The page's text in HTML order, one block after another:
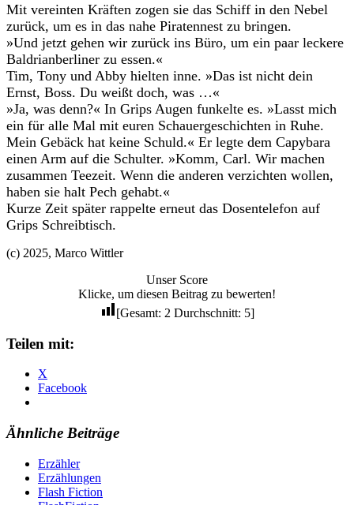
Mit vereinten Kräften zogen sie das Schiff in den Nebel
zurück, um es in das nahe Piratennest zu bringen.
»Und jetzt gehen wir zurück ins Büro, um ein paar leckere
Baldrianberliner zu essen.«
Tim, Tony und Abby hielten inne. »Das ist nicht dein
Ernst, Boss. Du weißt doch, was …«
»Ja, was denn?« In Grips Augen funkelte es. »Lasst mich
ein für alle Mal mit euren Schauergeschichten in Ruhe.
Mein Gebäck hat keine Schuld.« Er legte dem Capybara
einen Arm auf die Schulter. »Komm, Carl. Wir machen
zusammen Teezeit. Wenn die anderen verzichten wollen,
haben sie halt Pech gehabt.«
Kurze Zeit später rappelte erneut das Dosentelefon auf
Grips Schreibtisch.
(c) 2025, Marco Wittler
Unser Score
Klicke, um diesen Beitrag zu bewerten!
[Gesamt: 2 Durchschnitt: 5]
Teilen mit:
X
Facebook
Ähnliche Beiträge
Erzähler
Erzählungen
Flash Fiction